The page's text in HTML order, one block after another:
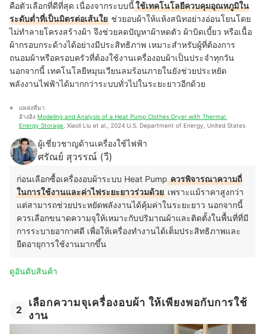
คือตัวเลือกที่ดีที่สุด เนื่องจากระบบนี้ใช้เทคโนโลยีควบคุมอุณหภูมิใน
ระดับต่ำที่เป็นมิตรต่อเส้นใย ช่วยอบผ้าให้แห้งสนิทอย่างอ่อนโยนโดย
ไม่ทำลายโครงสร้างผ้า จึงช่วยลดปัญหาผ้าหดตัว ผ้าบิดเบี้ยว หรือเนื้อ
ผ้ากรอบกระด้างได้อย่างมีประสิทธิภาพ เหมาะสำหรับผู้ที่ต้องการ
ถนอมผ้าหรือครอบครัวที่ต้องใช้งานเครื่องอบผ้าเป็นประจำทุกวัน
นอกจากนี้ เทคโนโลยีหมุนเวียนลมร้อนภายในยังช่วยประหยัด
พลังงานไฟฟ้าได้มากกว่าระบบทั่วไปในระยะยาวอีกด้วย
แหล่งที่มา
อ้างอิง Modeling and Analysis of a Heat Pump Clothes Dryer with Thermal
Energy Storage , Xiaoli Liu et al., 2024 U.S. Department of Energy, United States
ผู้เชี่ยวชาญด้านเครื่องใช้ไฟฟ้า
ศรัณย์ สุวรรณ์ (วี)
ก่อนเลือกซื้อเครื่องอบผ้าระบบ Heat Pumpควรพิจารณาความถี่
ในการใช้งานและค่าไฟระยะยาวร่วมด้วย เพราะแม้ราคาสูงกว่า
แต่สามารถช่วยประหยัดพลังงานได้คุ้มค่าในระยะยาว นอกจากนี้
ควรเลือกขนาดความจุให้เหมาะกับปริมาณผ้าและติดตั้งในพื้นที่ที่มี
การระบายอากาศดี เพื่อให้เครื่องทำงานได้เต็มประสิทธิภาพและ
ยืดอายุการใช้งานมากขึ้น
ดูอันดับสินค้า
2
เลือกความจุเครื่องอบผ้า ให้เพียงพอกับการใช้
งาน